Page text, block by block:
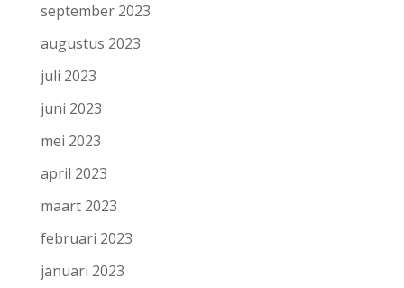
september 2023
augustus 2023
juli 2023
juni 2023
mei 2023
april 2023
maart 2023
februari 2023
januari 2023